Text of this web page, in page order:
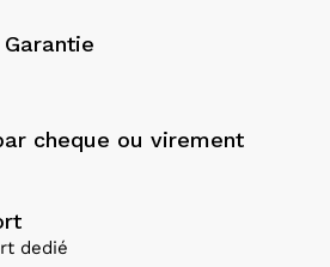
cheque ou virement
dedié